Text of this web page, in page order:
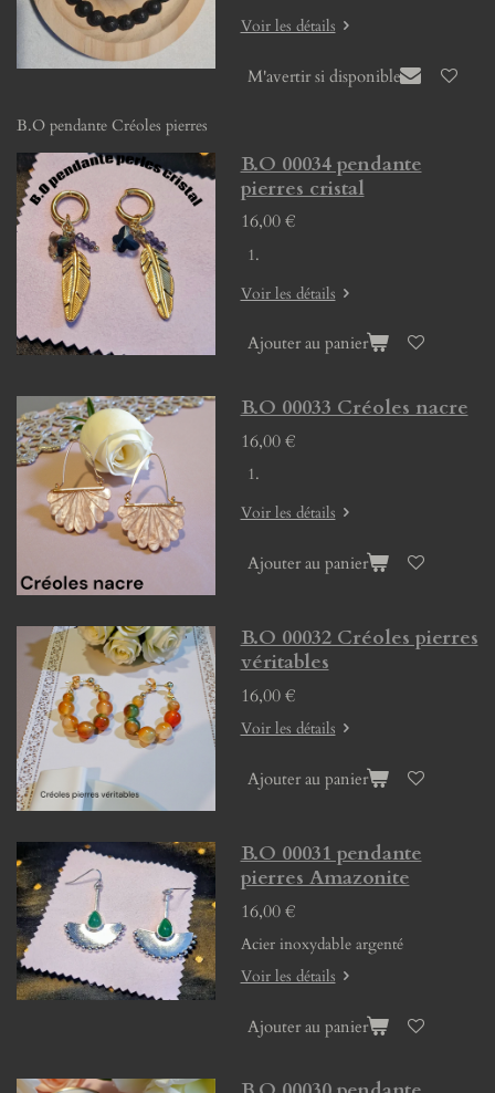
Voir les détails
M'avertir si disponible
B.O pendante Créoles pierres
B.O 00034 pendante
pierres cristal
16,00 €
Voir les détails
Ajouter au panier
B.O 00033 Créoles nacre
16,00 €
Voir les détails
Ajouter au panier
B.O 00032 Créoles pierres
véritables
16,00 €
Voir les détails
Ajouter au panier
B.O 00031 pendante
pierres Amazonite
16,00 €
Acier inoxydable argenté
Voir les détails
Ajouter au panier